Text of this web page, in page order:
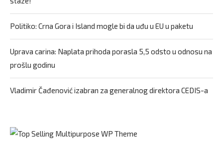
Politiko: Crna Gora i Island mogle bi da uđu u EU u paketu
Uprava carina: Naplata prihoda porasla 5,5 odsto u odnosu na
prošlu godinu
Vladimir Čađenović izabran za generalnog direktora CEDIS-a